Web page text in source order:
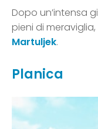
Dopo un’intensa
pieni di
Martuljek.
Planica